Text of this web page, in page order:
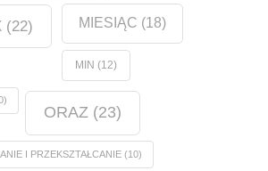
(22) MIESIĄC (18)
MIN (12)
ORAZ (23)
I PRZEKSZTAŁCANIE(10)